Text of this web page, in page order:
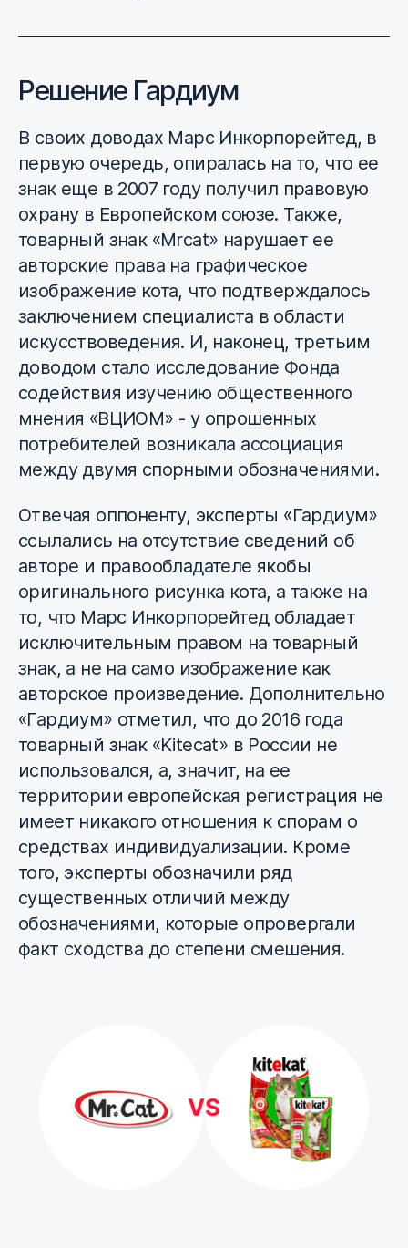
Решение Гардиум
В своих доводах Марс Инкорпорейтед, в
первую очередь, опиралась на то, что ее
знак еще в 2007 году получил правовую
охрану в Европейском союзе. Также,
товарный знак «Mrcat» нарушает ее
авторские права на графическое
изображение кота, что подтверждалось
заключением специалиста в области
искусствоведения. И, наконец, третьим
доводом стало исследование Фонда
содействия изучению общественного
мнения «ВЦИОМ» - у опрошенных
потребителей возникала ассоциация
между двумя спорными обозначениями.
Отвечая оппоненту, эксперты «Гардиум»
ссылались на отсутствие сведений об
авторе и правообладателе якобы
оригинального рисунка кота, а также на
то, что Марс Инкорпорейтед обладает
исключительным правом на товарный
знак, а не на само изображение как
авторское произведение. Дополнительно
«Гардиум» отметил, что до 2016 года
товарный знак «Kitecat» в России не
использовался, а, значит, на ее
территории европейская регистрация не
имеет никакого отношения к спорам о
средствах индивидуализации. Кроме
того, эксперты обозначили ряд
существенных отличий между
обозначениями, которые опровергали
факт сходства до степени смешения.